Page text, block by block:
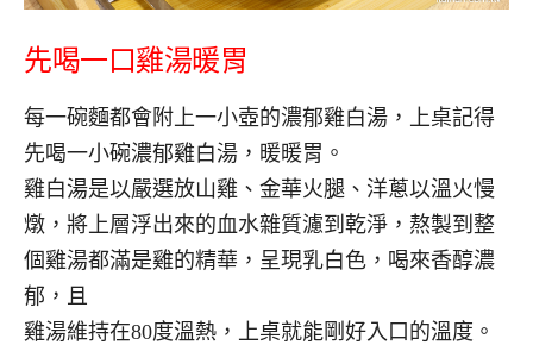
先喝一口雞湯暖胃
每一碗麵都會附上一小壺的濃郁雞白湯，上桌記得
先喝一小碗濃郁雞白湯，暖暖胃。
雞白湯是以嚴選放山雞、金華火腿、洋蔥以溫火慢
燉，將上層浮出來的血水雜質濾到乾淨，熬製到整
個雞湯都滿是雞的精華，呈現乳白色，喝來香醇濃
郁，且
雞湯維持在80度溫熱，上桌就能剛好入口的溫度。